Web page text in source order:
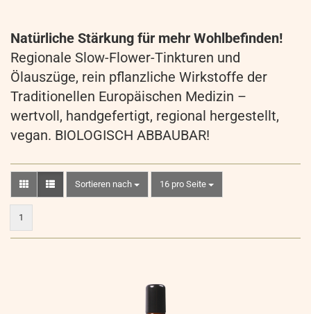
Natürliche Stärkung für mehr Wohlbefinden!
Regionale Slow-Flower-Tinkturen und
Ölauszüge, rein pflanzliche Wirkstoffe der
Traditionellen Europäischen Medizin –
wertvoll, handgefertigt, regional hergestellt,
vegan. BIOLOGISCH ABBAUBAR!
Sortieren nach
Sortieren nach 16 pro Seite
pro Seite
1